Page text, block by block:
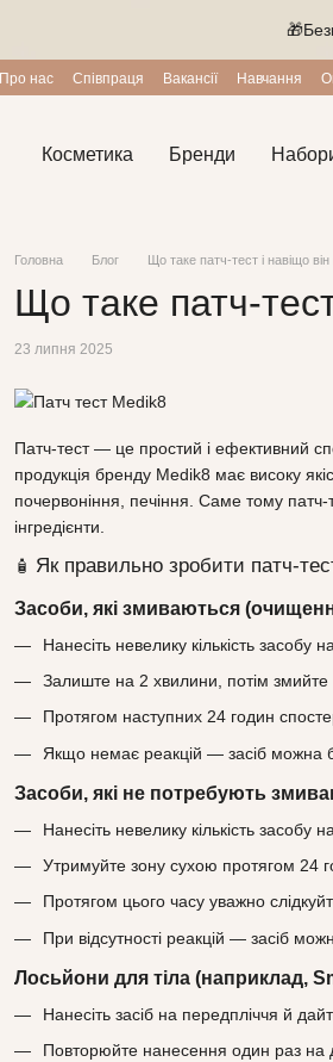
Про нас Співпраця Вакансії Навчання
Косметика Бренди
Головна Блог Що таке патч‑тест і навіщо він
Що таке
23 липня 2025
Патч‑тест — це простий і ефективний
продукція бренду Medik8 має високу
почервоніння, печіння. Саме тому
інгредієнти.
🧴 Як правильно зробити
Засоби, які змиваються
Нанесіть невелику кількість засобу
Залиште на 2 хвилини, потім змийте
Протягом наступних 24 годин
Якщо немає реакцій — засіб можна
Засоби, які не потребують
Нанесіть невелику кількість засобу
Утримуйте зону сухою протягом 24
Протягом цього часу уважно
При відсутності реакцій — засіб
Лосьйони для тіла (наприклад,
Нанесіть засіб на передпліччя й
Повторюйте нанесення один раз на